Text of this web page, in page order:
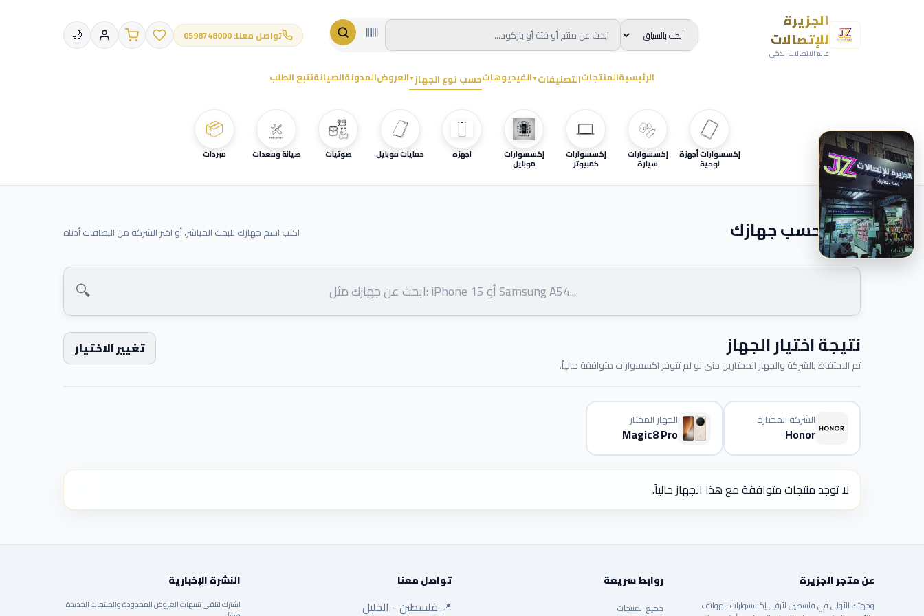
الجزيرة
للإتصالات
عالم الاتصالات الذكي
تواصل معنا: 0598748000 🌙
الرئيسيةالمنتجاتالتصنيفات ▼الفيديوهاتحسب نوع الجهاز ▼العروضالمدونةالصيانةتتبع الطلب
إكسسوارات أجهزة
لوحية
إكسسوارات
سيارة
إكسسوارات
كمبيوتر
إكسسوارات
موبايل
اجهزه حمايات موبايل صوتيات صيانة ومعدات
📦
مبردات
ابحث حسب جهازك اكتب اسم جهازك للبحث المباشر، أو اختر الشركة من البطاقات أدناه
🔍
نتيجة اختيار الجهاز
تم الاحتفاظ بالشركة والجهاز المختارين حتى لو لم تتوفر اكسسوارات متوافقة حالياً.
تغيير الاختيار
الشركة المختارة
Honor
الجهاز المختار
Magic8 Pro
لا توجد منتجات متوافقة مع هذا الجهاز حالياً.
عن متجر الجزيرة
وجهتك الأولى في فلسطين لأرقى إكسسوارات الهواتف
روابط سريعة
جميع المنتجات
تواصل معنا
📍 فلسطين - الخليل
النشرة الإخبارية
اشترك لتلقي تنبيهات العروض المحدودة والمنتجات الجديدة